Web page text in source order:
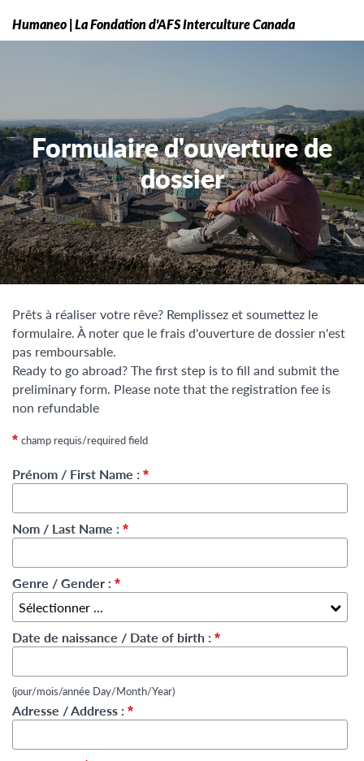
Humaneo | La Fondation d'AFS Interculture Canada
Formulaire d'ouverture de
dossier
Prêts à réaliser votre rêve? Remplissez et soumettez le
formulaire. À noter que le frais d'ouverture de dossier n'est
pas remboursable.
Ready to go abroad? The first step is to fill and submit the
preliminary form. Please note that the registration fee is
non refundable
* champ requis/required field
Prénom / First Name : *
Nom / Last Name : *
Genre / Gender : *
Date de naissance / Date of birth : *
(jour/mois/année Day/Month/Year)
Adresse / Address : *